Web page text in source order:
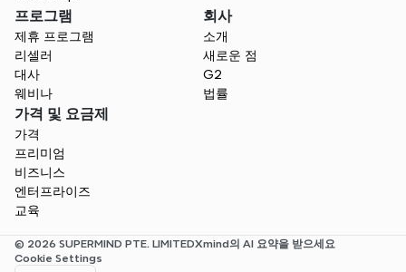
프로그램
제휴 프로그램
리셀러
대사
웨비나
회사
소개
새로운 점
G2
법률
가격 및 요금제
가격
프리미엄
비즈니스
엔터프라이즈
교육
© 2026 SUPERMIND PTE. LIMITEDXmind의 AI 요약을 받으세요
Cookie Settings